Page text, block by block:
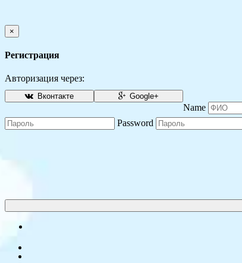
×
Регистрация
Авторизация через:
Вконтакте Google+
Name
Password